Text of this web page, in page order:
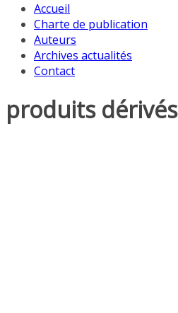
Accueil
Charte de publication
Auteurs
Archives actualités
Contact
produits dérivés